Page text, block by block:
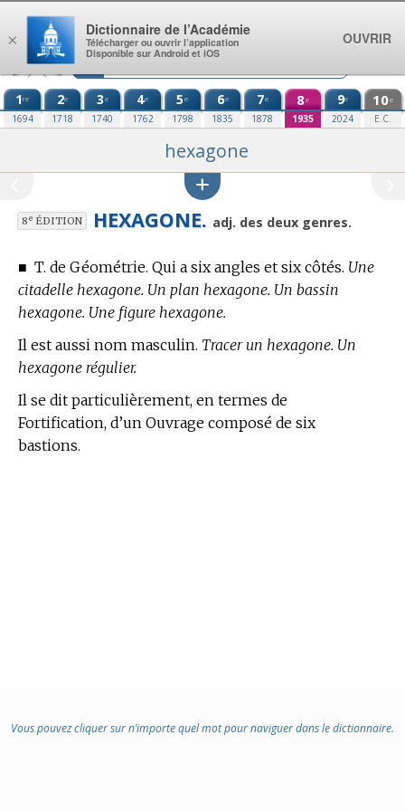
Aller au contenu
1re
1694
2e
1718
3e
1740
4e
1762
5e
1798
6e
1835
7e
1878
8e
1935
9e
2024
10e
E.C.
hexagone
8eÉDITION HEXAGONE. adj. des deux genres.
■ T. de Géométrie. Qui a six angles et six côtés. Une
citadelle hexagone. Un plan hexagone. Un bassin
hexagone. Une figure hexagone.
Il est aussi nom masculin. Tracer un hexagone. Un
hexagone régulier.
Il se dit particulièrement, en termes de
Fortification, d’un Ouvrage composé de six
bastions.
Vous pouvez cliquer sur n’importe quel mot pour naviguer dans le dictionnaire.
×
Dictionnaire de l’Académie
Télécharger ou ouvrir l’application
Disponible sur Android et iOS
OUVRIR